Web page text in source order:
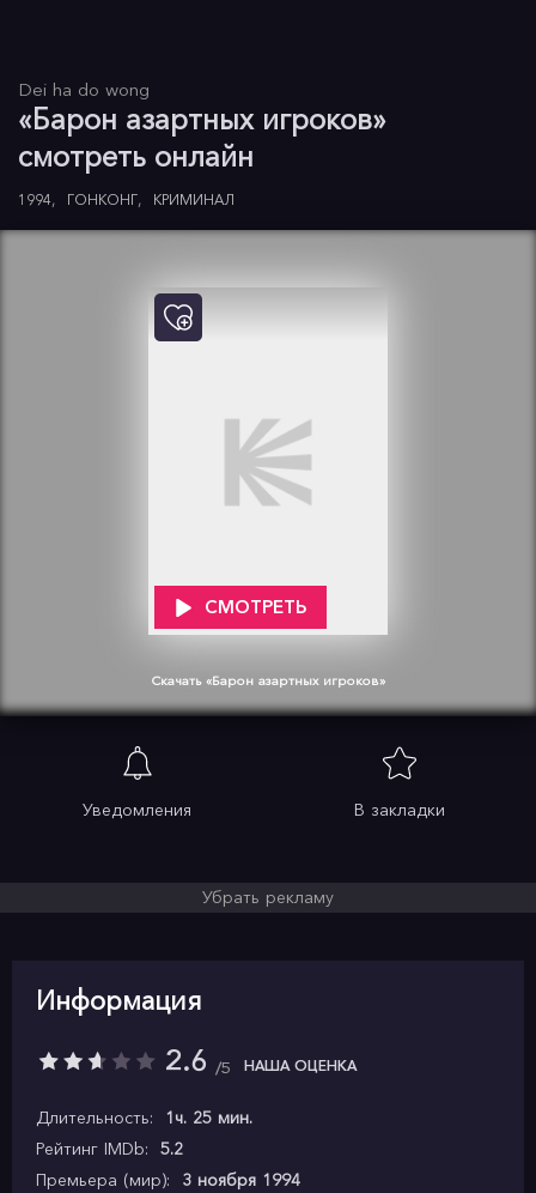
Dei ha do wong
«Барон азартных игроков»
смотреть онлайн
1994 ГОНКОНГ КРИМИНАЛ
СМОТРЕТЬ
Скачать «Барон азартных игроков»
Уведомления В закладки
Убрать рекламу
Информация
2.6 5 НАША ОЦЕНКА
Длительность:
1ч. 25 мин.
Рейтинг IMDb:
5.2
Премьера (мир):
3 ноября 1994